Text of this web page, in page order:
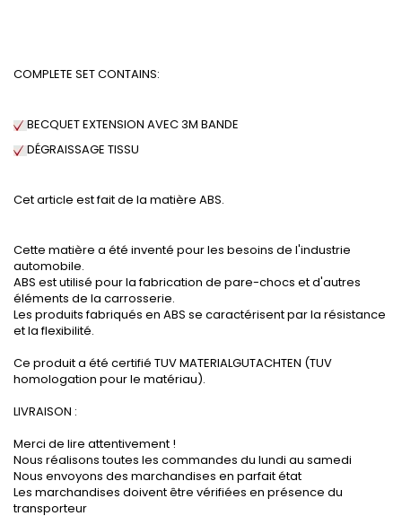
COMPLETE SET CONTAINS:
BECQUET EXTENSION AVEC 3M BANDE
DÉGRAISSAGE TISSU
Cet article est fait de la matière ABS.
Cette matière a été inventé pour les besoins de l'industrie
automobile.
ABS est utilisé pour la fabrication de pare-chocs et d'autres
éléments de la carrosserie.
Les produits fabriqués en ABS se caractérisent par la résistance
et la flexibilité.
Ce produit a été certifié TUV MATERIALGUTACHTEN (TUV
homologation pour le matériau).
LIVRAISON :
Merci de lire attentivement !
Nous réalisons toutes les commandes du lundi au samedi
Nous envoyons des marchandises en parfait état
Les marchandises doivent être vérifiées en présence du
transporteur